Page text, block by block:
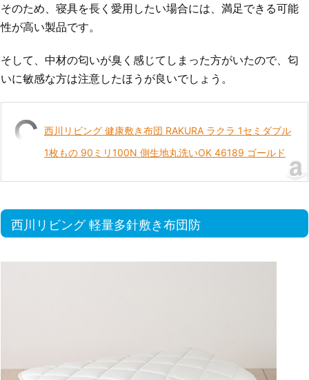
そのため、寝具を長く愛用したい場合には、満足できる可能
性が高い製品です。
そして、中材の匂いが臭く感じてしまった方がいたので、匂
いに敏感な方は注意したほうが良いでしょう。
西川リビング 健康敷き布団 RAKURA ラクラ 1セミダブル
1枚もの 90ミリ100N 側生地丸洗いOK 46189 ゴールド
西川リビング 軽量多針敷き布団防